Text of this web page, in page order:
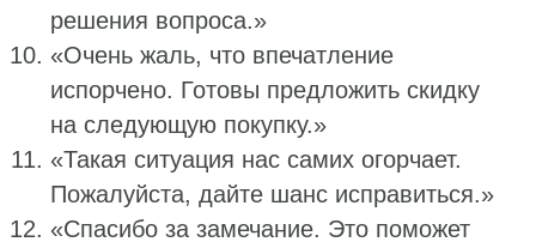
решения вопроса.»
«Очень жаль, что впечатление
испорчено. Готовы предложить скидку
на следующую покупку.»
«Такая ситуация нас самих огорчает.
Пожалуйста, дайте шанс исправиться.»
«Спасибо за замечание. Это поможет